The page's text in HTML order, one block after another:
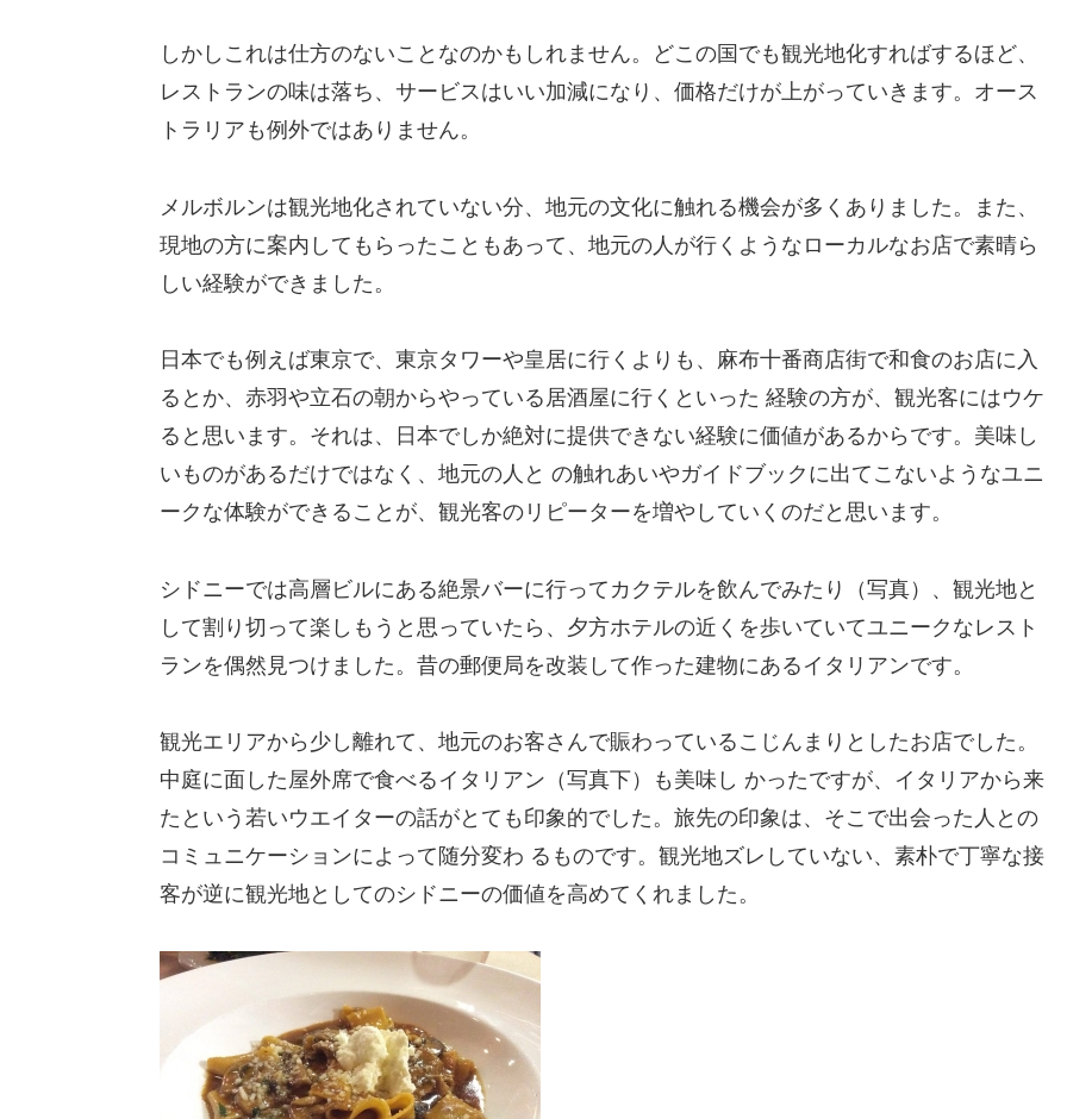
しかしこれは仕方のないことなのかもしれません。どこの国でも観光地化すればするほど、
レストランの味は落ち、サービスはいい加減になり、価格だけが上がっていきます。オース
トラリアも例外ではありません。
メルボルンは観光地化されていない分、地元の文化に触れる機会が多くありました。また、
現地の方に案内してもらったこともあって、地元の人が行くようなローカルなお店で素晴ら
しい経験ができました。
日本でも例えば東京で、東京タワーや皇居に行くよりも、麻布十番商店街で和食のお店に入
るとか、赤羽や立石の朝からやっている居酒屋に行くといった 経験の方が、観光客にはウケ
ると思います。それは、日本でしか絶対に提供できない経験に価値があるからです。美味し
いものがあるだけではなく、地元の人と の触れあいやガイドブックに出てこないようなユニ
ークな体験ができることが、観光客のリピーターを増やしていくのだと思います。
シドニーでは高層ビルにある絶景バーに行ってカクテルを飲んでみたり（写真）、観光地と
して割り切って楽しもうと思っていたら、夕方ホテルの近くを歩いていてユニークなレスト
ランを偶然見つけました。昔の郵便局を改装して作った建物にあるイタリアンです。
観光エリアから少し離れて、地元のお客さんで賑わっているこじんまりとしたお店でした。
中庭に面した屋外席で食べるイタリアン（写真下）も美味し かったですが、イタリアから来
たという若いウエイターの話がとても印象的でした。旅先の印象は、そこで出会った人との
コミュニケーションによって随分変わ るものです。観光地ズレしていない、素朴で丁寧な接
客が逆に観光地としてのシドニーの価値を高めてくれました。